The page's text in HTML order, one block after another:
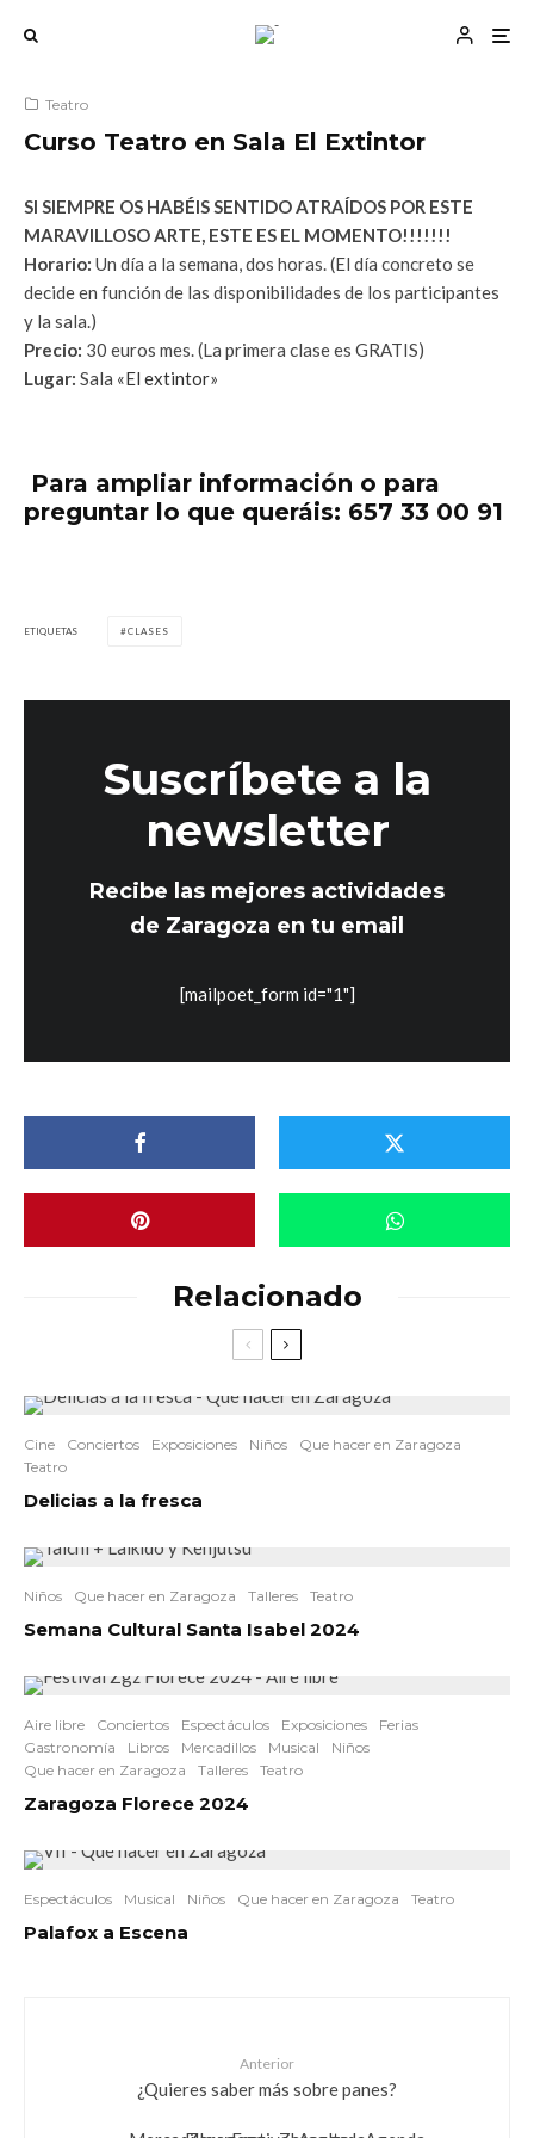
Teatro
Curso Teatro en Sala El Extintor
SI SIEMPRE OS HABÉIS SENTIDO ATRAÍDOS POR ESTE
MARAVILLOSO ARTE, ESTE ES EL MOMENTO!!!!!!!
Horario: Un día a la semana, dos horas. (El día concreto se
decide en función de las disponibilidades de los participantes
y la sala.)
Precio: 30 euros mes. (La primera clase es GRATIS)
Lugar: Sala «El extintor»
Para ampliar información o para
preguntar lo que queráis: 657 33 00 91
ETIQUETAS CLASES
Suscríbete a la
newsletter
Recibe las mejores actividades
de Zaragoza en tu email
[mailpoet_form id="1"]
Relacionado
Cine Conciertos Exposiciones Niños
Que hacer en Zaragoza
Teatro
Delicias a la fresca
Niños Que hacer en Zaragoza Talleres Teatro
Semana Cultural Santa Isabel 2024
Aire libre Conciertos Espectáculos Exposiciones
Ferias
Gastronomía
Libros Mercadillos Musical
Niños
Que hacer en Zaragoza
Talleres Teatro
Zaragoza Florece 2024
Espectáculos Musical Niños Que hacer en Zaragoza Teatro
Palafox a Escena
Anterior
¿Quieres saber más sobre panes?